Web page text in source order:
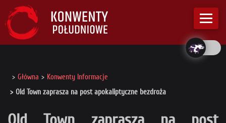
Główna
Konwenty Informacje
Old Town zaprasza na post apokaliptyczne bezdroża